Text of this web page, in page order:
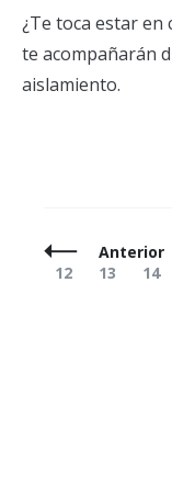
¿Te toca estar en
te acompañarán
aislamiento.
Navegación
de
Anterior
Página
12 Página
13 14